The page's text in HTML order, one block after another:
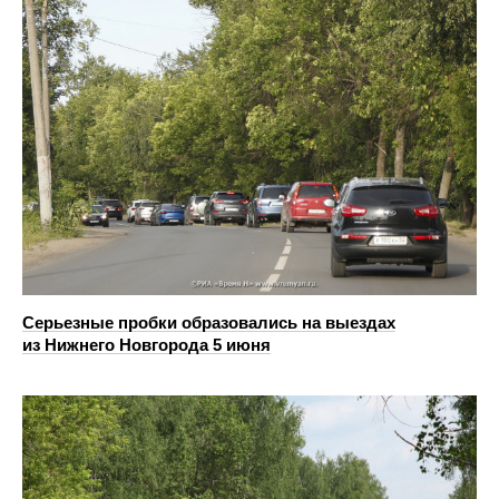
Серьезные пробки образовались на выездах
из Нижнего Новгорода 5 июня